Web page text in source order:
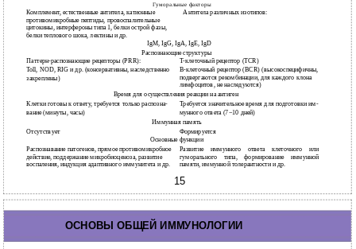
Гуморальные факторы
Комплемент, естественные антитела, катионные
Антитела различных изотипов:
противомикробные пептиды, провоспалительные
цитокины, интерфероны типа 1, белки острой фазы,
белки теплового шока, лектины и др.
IgM, IgG, IgA, IgE, IgD
Распознающие структуры
Паттерн-распознающие рецепторы (PRR):
Toll, NOD, RIG и др. (консервативны, наследственно
закреплены)
Т-клеточный рецептор (TCR)
В-клеточный рецептор (BCR) (высокоспецифичны,
подвергаются рекомбинации, для каждого клона
лимфоцитов, не наследуются)
Время для осуществления реакции на антиген
Клетки готовы к ответу, требуется только распозна-
Требуется значительное время для подготовки им-
вание (минуты, часы)
мунного ответа (7−10 дней)
Иммунная память
Отсутствует
Формируется
Основные функции
Распознавание патогенов, прямое противомикробное
действие, поддержание микробиоценоза, развитие
воспаления, индукция адаптивного иммунитета и др.
Развитие иммунного ответа клеточного или
гуморального типа, формирование иммунной
памяти, иммунной толерантности и др.
15
ОСНОВЫ ОБЩЕЙ ИММУНОЛОГИИ